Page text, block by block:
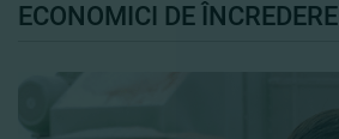
ECONOMICI DE ÎNCREDERE